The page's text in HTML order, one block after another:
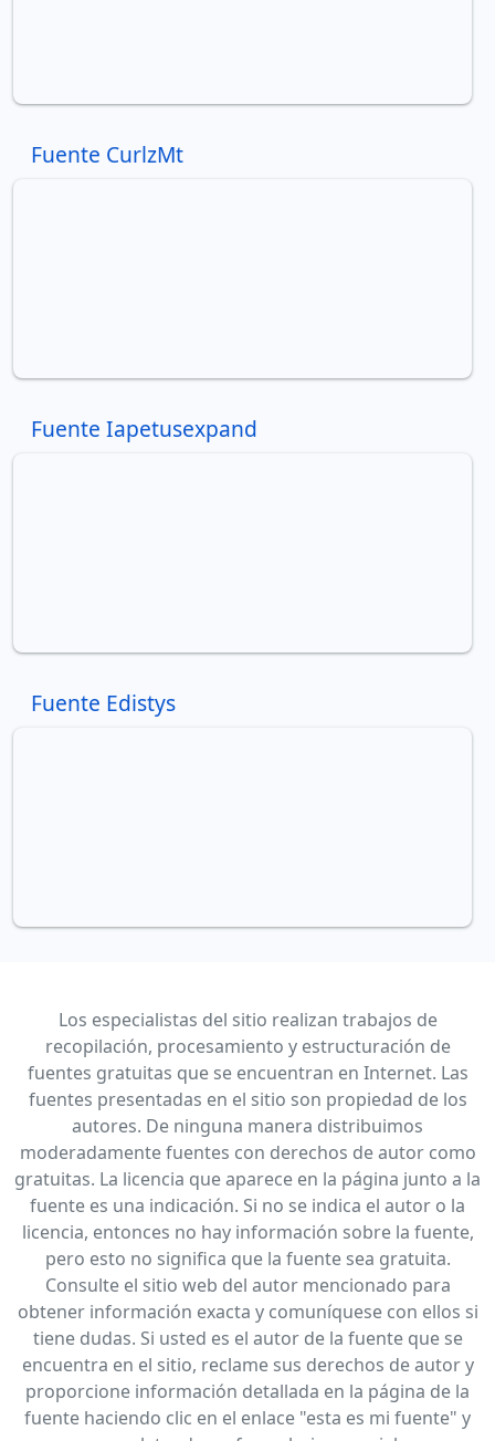
Fuente CurlzMt
Fuente Iapetusexpand
Fuente Edistys
Los especialistas del sitio realizan trabajos de
recopilación, procesamiento y estructuración de
fuentes gratuitas que se encuentran en Internet. Las
fuentes presentadas en el sitio son propiedad de los
autores. De ninguna manera distribuimos
moderadamente fuentes con derechos de autor como
gratuitas. La licencia que aparece en la página junto a la
fuente es una indicación. Si no se indica el autor o la
licencia, entonces no hay información sobre la fuente,
pero esto no significa que la fuente sea gratuita.
Consulte el sitio web del autor mencionado para
obtener información exacta y comuníquese con ellos si
tiene dudas. Si usted es el autor de la fuente que se
encuentra en el sitio, reclame sus derechos de autor y
proporcione información detallada en la página de la
fuente haciendo clic en el enlace "esta es mi fuente" y